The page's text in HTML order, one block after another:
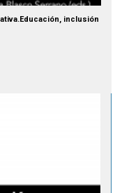
inclusión